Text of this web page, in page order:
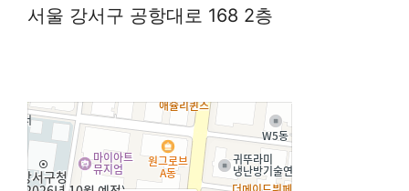
서울 강서구 공항대로 168 2층